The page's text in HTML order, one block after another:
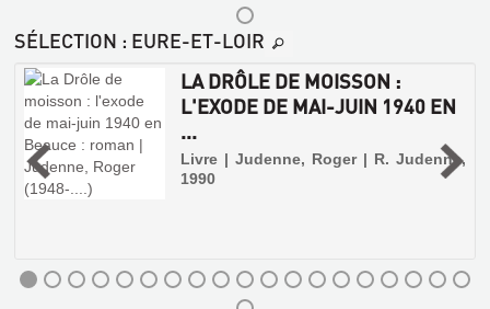
GLOSSAIRE
DU
VENDOMOIS
Livre
|
Herluison,
SÉLECTION : EURE-ET-LOIR
LA DRÔLE DE MOISSON :
L'EXODE DE MAI-JUIN 1940 EN
...
Livre | Judenne, Roger | R. Judenne,
1990